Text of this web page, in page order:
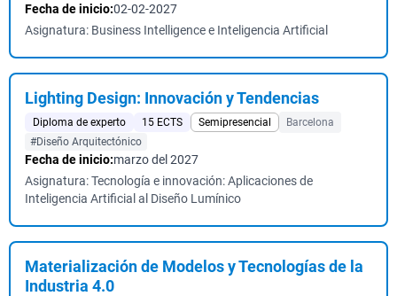
Fecha de inicio:02-02-2027
Asignatura: Business Intelligence e Inteligencia Artificial
Lighting Design: Innovación y Tendencias
Diploma de experto 15 ECTS Semipresencial
Barcelona
#Diseño Arquitectónico
Fecha de inicio:marzo del 2027
Asignatura: Tecnología e innovación: Aplicaciones de
Inteligencia Artificial al Diseño Lumínico
Materialización de Modelos y Tecnologías de la
Industria 4.0